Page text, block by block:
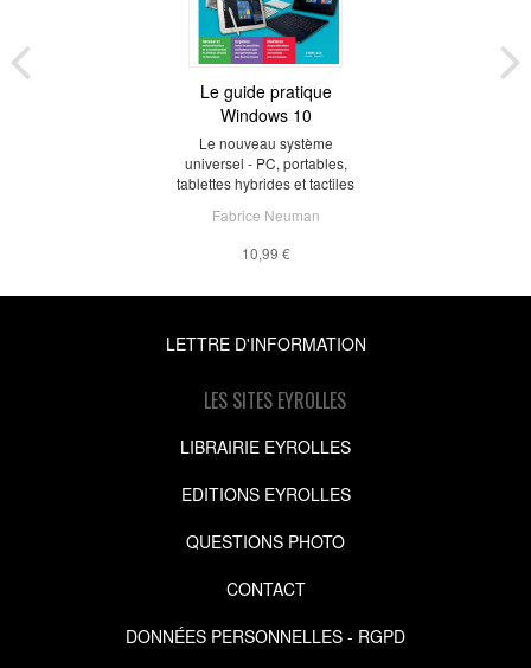
Le guide pratique
Windows 10
Le nouveau système
universel - PC, portables,
tablettes hybrides et tactiles
Fabrice Neuman
10,99 €
LETTRE D'INFORMATION
LES SITES EYROLLES
LIBRAIRIE EYROLLES
EDITIONS EYROLLES
QUESTIONS PHOTO
CONTACT
DONNÉES PERSONNELLES - RGPD